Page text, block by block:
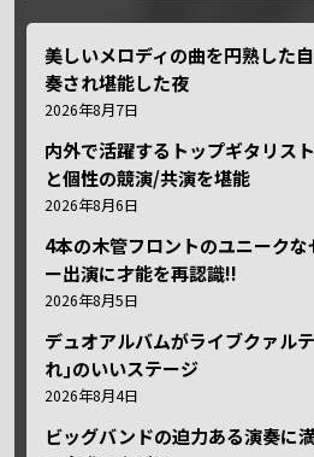
美しいメロディの曲を円熟した
奏され堪能した夜
2026年8月7日
内外で活躍するトップギタリス
と個性の競演/共演を堪能
2026年8月6日
4本の木管フロントのユニーク
ー出演に才能を再認識!!
2026年8月5日
デュオアルバムがライブクァル
れ｣のいいステージ
2026年8月4日
ビッグバンドの迫力ある演奏に